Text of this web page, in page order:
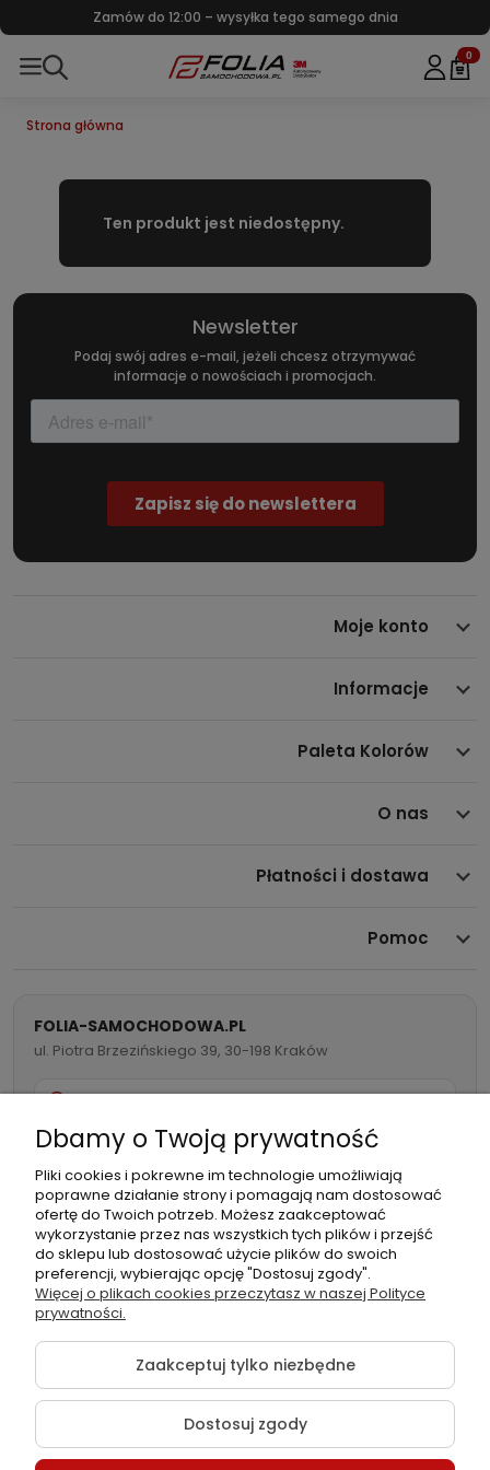
Zamów do 12:00 – wysyłka tego samego dnia
0
Strona główna
Ten produkt jest niedostępny.
Newsletter
Podaj swój adres e-mail, jeżeli chcesz otrzymywać
informacje o nowościach i promocjach.
Moje konto
Informacje
Paleta Kolorów
O nas
Płatności i dostawa
Pomoc
FOLIA-SAMOCHODOWA.PL
ul. Piotra Brzezińskiego 39, 30-198 Kraków
732 082 998
info@folia-samochodowa.pl
Podmiot
odpowiedzialny:
Folia samochodowa Zachariasz
Sp.k.
Dbamy o Twoją prywatność
Pliki cookies i pokrewne im technologie umożliwiają
poprawne działanie strony i pomagają nam dostosować
ofertę do Twoich potrzeb. Możesz zaakceptować
wykorzystanie przez nas wszystkich tych plików i przejść
do sklepu lub dostosować użycie plików do swoich
preferencji, wybierając opcję "Dostosuj zgody".
Więcej o plikach cookies przeczytasz w naszej Polityce
prywatności.
Zaakceptuj tylko niezbędne
Dostosuj zgody